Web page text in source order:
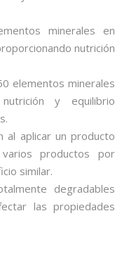
minerales en
nutrición
elementos minerales
y equilibrio
al aplicar un producto
productos por
similar.
degradables
las propiedades